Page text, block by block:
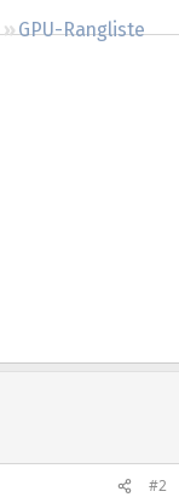
GPU-Rangliste
#2